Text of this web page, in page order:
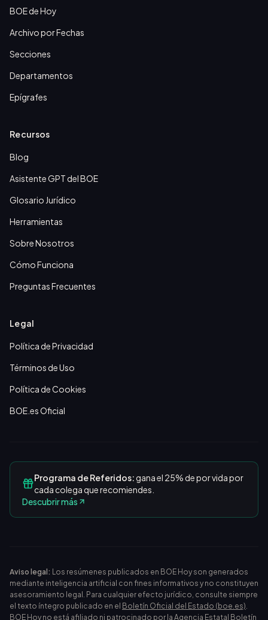
BOE de Hoy
Archivo por Fechas
Secciones
Departamentos
Epígrafes
Recursos
Blog
Asistente GPT del BOE
Glosario Jurídico
Herramientas
Sobre Nosotros
Cómo Funciona
Preguntas Frecuentes
Legal
Política de Privacidad
Términos de Uso
Política de Cookies
BOE.es Oficial
Programa de Referidos:gana el 25% de por vida por
cada colega que recomiendes.
Descubrir más
Aviso legal: Los resúmenes publicados en BOE Hoy son generados
mediante inteligencia artificial con fines informativos y no constituyen
asesoramiento legal. Para cualquier efecto jurídico, consulte siempre
el texto íntegro publicado en el Boletín Oficial del Estado (boe.es).
BOE Hoy no está afiliado ni patrocinado por la Agencia Estatal Boletín